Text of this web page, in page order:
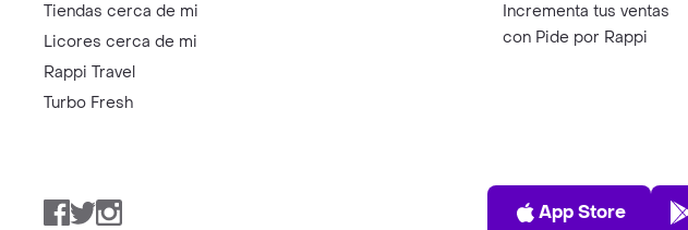
Tiendas cerca de mi
Licores cerca de mi
Rappi Travel
Turbo Fresh
Incrementa tus ventas
con Pide por Rappi
Facebook
TwitterInstagram
App Store
App Store